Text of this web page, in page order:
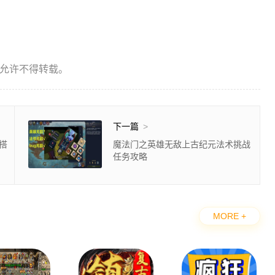
许不得转载。
下一篇 >
魔法门之英雄无敌上古纪元法术挑战
任务攻略
MORE +